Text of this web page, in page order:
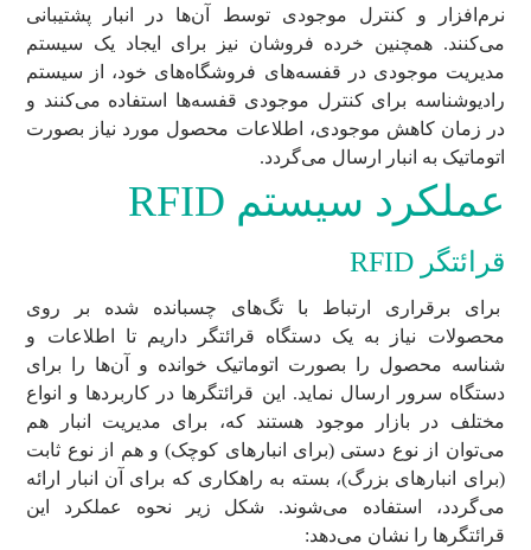
نرم‌افزار و کنترل موجودی توسط آن‌ها در انبار پشتیبانی
می‌کنند. همچنین خرده فروشان نیز برای ایجاد یک سیستم
مدیریت موجودی در قفسه‌های فروشگاه‌های خود، از سیستم
رادیوشناسه برای کنترل موجودی قفسه‌ها استفاده می‌کنند و
در زمان کاهش موجودی، اطلاعات محصول مورد نیاز بصورت
اتوماتیک به انبار ارسال می‌گردد.
عملکرد سیستم RFID
قرائتگر RFID
برای برقراری ارتباط با تگ‌های چسبانده شده بر روی
محصولات نیاز به یک دستگاه قرائتگر داریم تا اطلاعات و
شناسه محصول را بصورت اتوماتیک خوانده و آن‌ها را برای
دستگاه سرور ارسال نماید. این قرائتگرها در کاربردها و انواع
مختلف در بازار موجود هستند که، برای مدیریت انبار هم
می‌توان از نوع دستی (برای انبارهای کوچک) و هم از نوع ثابت
(برای انبارهای بزرگ)، بسته به راهکاری که برای آن انبار ارائه
می‌گردد، استفاده می‌شوند. شکل زیر نحوه عملکرد این
قرائتگرها را نشان می‌دهد: